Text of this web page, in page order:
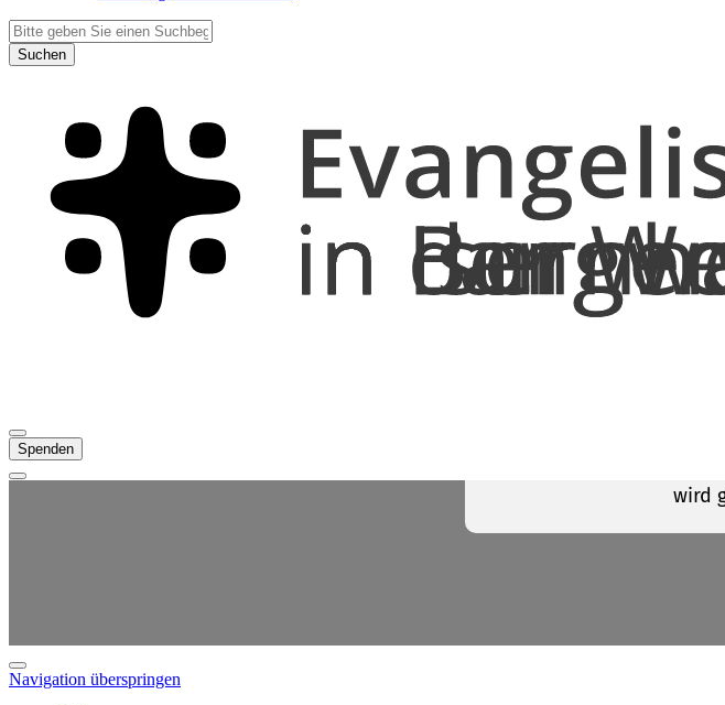
Suchen
Spenden
Navigation überspringen